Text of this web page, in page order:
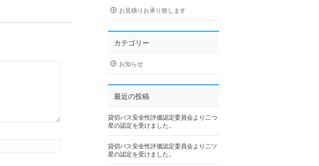
お見積りお承り致します
カテゴリー
お知らせ
最近の投稿
貸切バス安全性評価認定委員会より二つ
星の認定を受けました。
貸切バス安全性評価認定委員会より二ツ
星の認定を受けました。